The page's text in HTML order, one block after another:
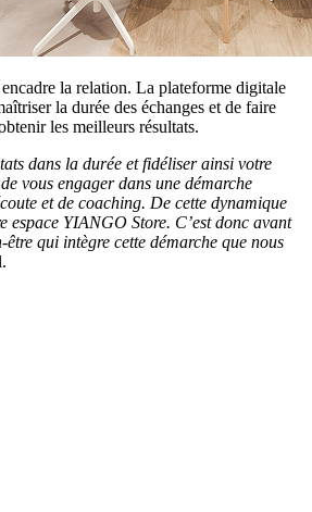
la relation. La plateforme digitale
la durée des échanges et de faire
les meilleurs résultats.
dans la durée et fidéliser ainsi votre
vous engager dans une démarche
et de coaching. De cette dynamique
espace YIANGO Store. C’est donc avant
qui intègre cette démarche que nous